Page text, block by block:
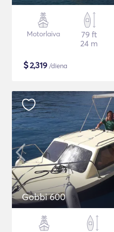
Motorlaiva
79 ft
24 m
$2,319 /diena
Gobbi 600